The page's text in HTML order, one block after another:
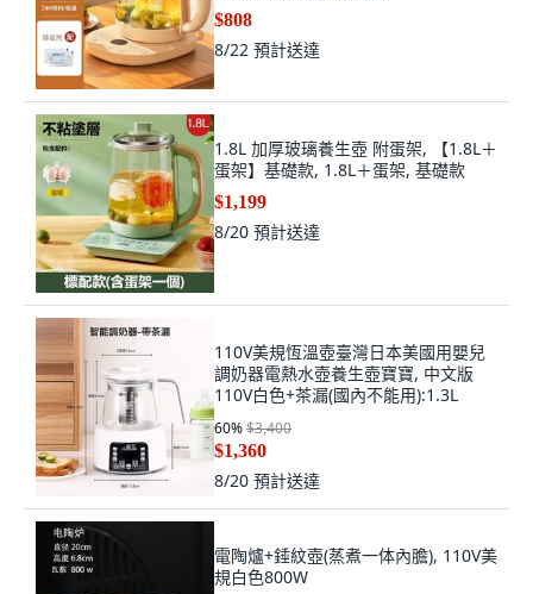
$808
8/22 預計送達
1.8L 加厚玻璃養生壺 附蛋架, 【1.8L＋
蛋架】基礎款, 1.8L＋蛋架, 基礎款
$1,199
8/20 預計送達
110V美規恆溫壺臺灣日本美國用嬰兒
調奶器電熱水壺養生壺寶寶, 中文版
110V白色+茶漏(國內不能用):1.3L
60%$3,400
$1,360
8/20 預計送達
電陶爐+錘紋壺(蒸煮一体內膽), 110V美
規白色800W